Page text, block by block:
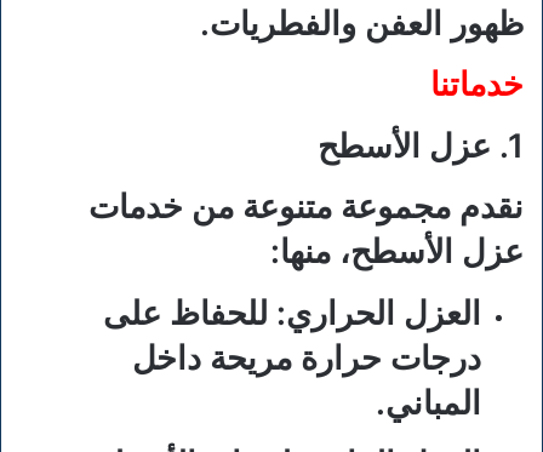
ظهور العفن والفطريات.
خدماتنا
1. عزل الأسطح
نقدم مجموعة متنوعة من خدمات
عزل الأسطح، منها:
العزل الحراري: للحفاظ على
درجات حرارة مريحة داخل
المباني.